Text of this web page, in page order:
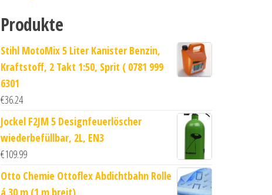
Produkte
Stihl MotoMix 5 Liter Kanister Benzin,
Kraftstoff, 2 Takt 1:50, Sprit ( 0781 999
6301
€36.24
Jockel F2JM 5 Designfeuerlöscher
wiederbefüllbar, 2L, EN3
€109.99
Otto Chemie Ottoflex Abdichtbahn Rolle
á 30 m (1 m breit)